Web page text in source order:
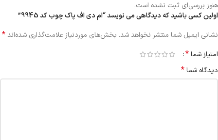
هنوز بررسی‌ای ثبت نشده است.
اولین کسی باشید که دیدگاهی می نویسد “ام دی اف پاک چوب کد 9945”
نشانی ایمیل شما منتشر نخواهد شد. بخش‌های موردنیاز علامت‌گذاری شده‌اند*
امتیاز شما*
دیدگاه شما*